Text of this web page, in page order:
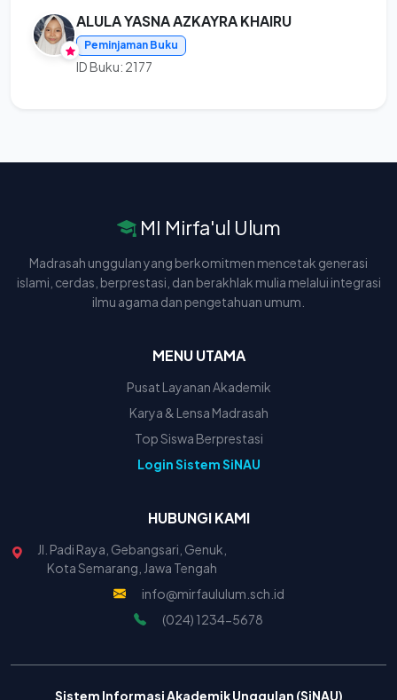
ALULA YASNA AZKAYRA KHAIRU
Peminjaman Buku
ID Buku: 2177
MI Mirfa'ul Ulum
Madrasah unggulan yang berkomitmen mencetak generasi
islami, cerdas, berprestasi, dan berakhlak mulia melalui integrasi
ilmu agama dan pengetahuan umum.
MENU UTAMA
Pusat Layanan Akademik
Karya & Lensa Madrasah
Top Siswa Berprestasi
Login Sistem SiNAU
HUBUNGI KAMI
Jl. Padi Raya, Gebangsari, Genuk,
Kota Semarang, Jawa Tengah
info@mirfaululum.sch.id
(024) 1234-5678
Sistem Informasi Akademik Unggulan (SiNAU)